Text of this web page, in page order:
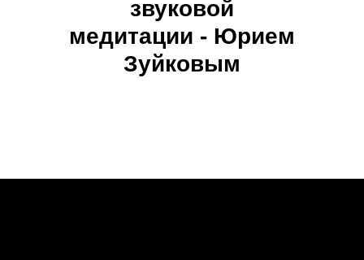
звуковой
медитации - Юрием
Зуйковым